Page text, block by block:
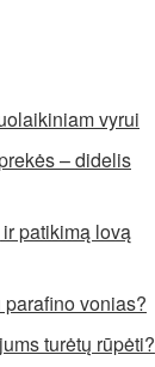
vyrui
– didelis
patikimą lovą
vonias?
turėtų rūpėti?